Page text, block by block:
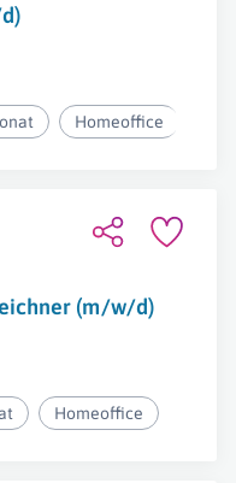
Homeoffice
(m/w/d)
Homeoffice